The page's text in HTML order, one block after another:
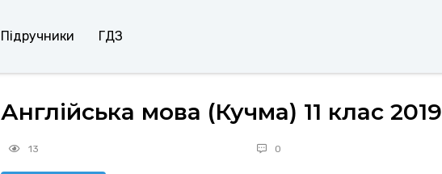
Підручники ГДЗ
Англійська мова (Кучма) 11 клас 2019
13 0